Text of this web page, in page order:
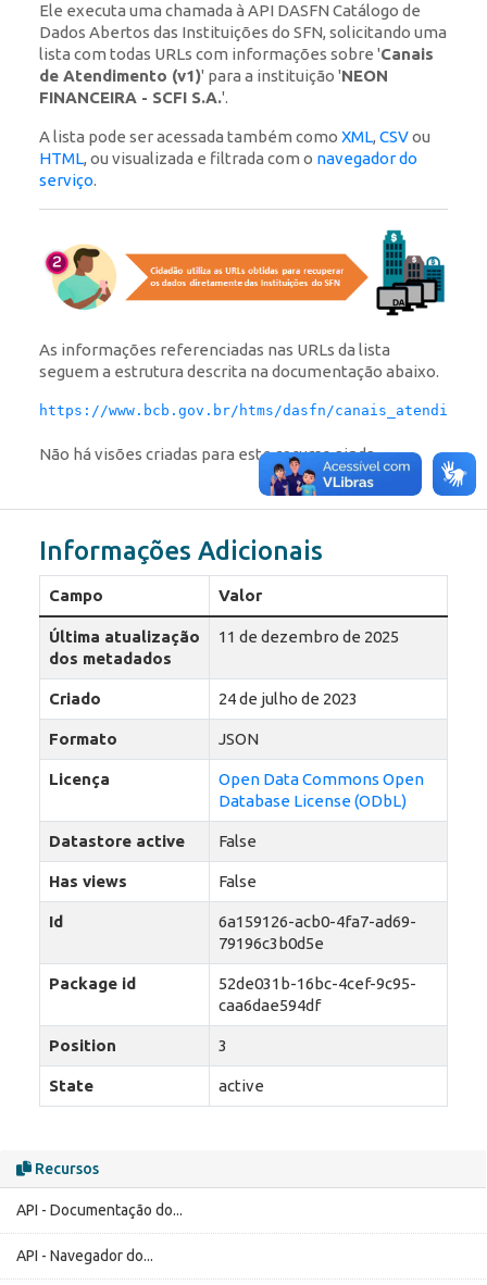
Ele executa uma chamada à API DASFN Catálogo de
Dados Abertos das Instituições do SFN, solicitando uma
lista com todas URLs com informações sobre 'Canais
de Atendimento (v1)' para a instituição 'NEON
FINANCEIRA - SCFI S.A.'.
A lista pode ser acessada também como XML, CSVou
HTML, ou visualizada e filtrada com o navegador do
serviço.
As informações referenciadas nas URLs da lista
seguem a estrutura descrita na documentação abaixo.
https://www.bcb.gov.br/htms/dasfn/
Não há visões criadas para este recurso ainda.
Recursos
API - Documentação do...
API - Navegador do...
Informações Adicionais
Campo Valor
Última atualização
dos metadados
11 de dezembro de 2025
Criado 24 de julho de 2023
Formato JSON
Licença
Open Data Commons Open
Database License (ODbL)
Datastore active False
Has views False
Id
6a159126-acb0-4fa7-ad69-
79196c3b0d5e
Package id
52de031b-16bc-4cef-9c95-
caa6dae594df
Position 3
State active